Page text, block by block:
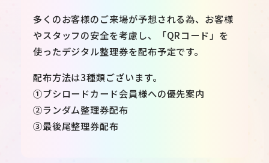
多くのお客様のご来場が予想される為、お客様
やスタッフの安全を考慮し、「QRコード」を
使ったデジタル整理券を配布予定です。
配布方法は3種類ございます。
①ブシロードカード会員様への優先案内
②ランダム整理券配布
③最後尾整理券配布